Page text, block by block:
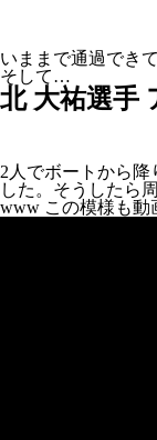
いままで通過でき
そして…
北 大祐選手
2人でボートから降
した。そうしたら
www この模様も